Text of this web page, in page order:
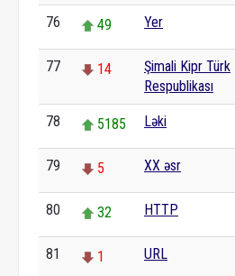
76 49 Yer
77 14
Şimali Kipr Türk
Respublikası
78 5185 Ləki
79 5 XX əsr
80 32 HTTP
81 1 URL